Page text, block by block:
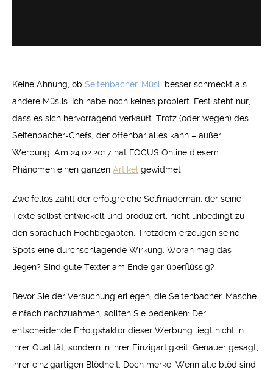
Keine Ahnung, ob Seitenbacher-Müsli besser schmeckt als
andere Müslis. Ich habe noch keines probiert. Fest steht nur,
dass es sich hervorragend verkauft. Trotz (oder wegen) des
Seitenbacher-Chefs, der offenbar alles kann – außer
Werbung. Am 24.02.2017 hat FOCUS Online diesem
Phänomen einen ganzen Artikel gewidmet.
Zweifellos zählt der erfolgreiche Selfmademan, der seine
Texte selbst entwickelt und produziert, nicht unbedingt zu
den sprachlich Hochbegabten. Trotzdem erzeugen seine
Spots eine durchschlagende Wirkung. Woran mag das
liegen? Sind gute Texter am Ende gar überflüssig?
Bevor Sie der Versuchung erliegen, die Seitenbacher-Masche
einfach nachzuahmen, sollten Sie bedenken: Der
entscheidende Erfolgsfaktor dieser Werbung liegt nicht in
ihrer Qualität, sondern in ihrer Einzigartigkeit. Genauer gesagt,
ihrer einzigartigen Blödheit. Doch merke: Wenn alle blöd sind,